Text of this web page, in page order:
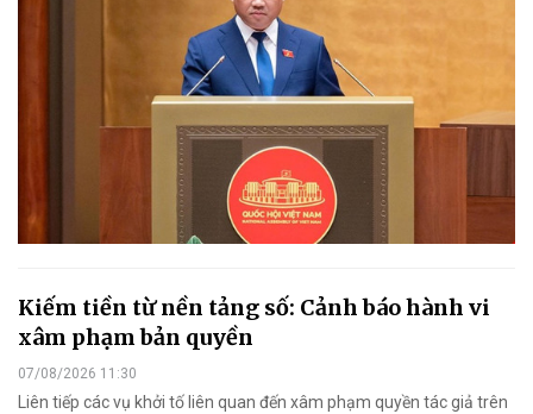
Kiếm tiền từ nền tảng số: Cảnh báo hành vi
xâm phạm bản quyền
07/08/2026 11:30
Liên tiếp các vụ khởi tố liên quan đến xâm phạm quyền tác giả trên